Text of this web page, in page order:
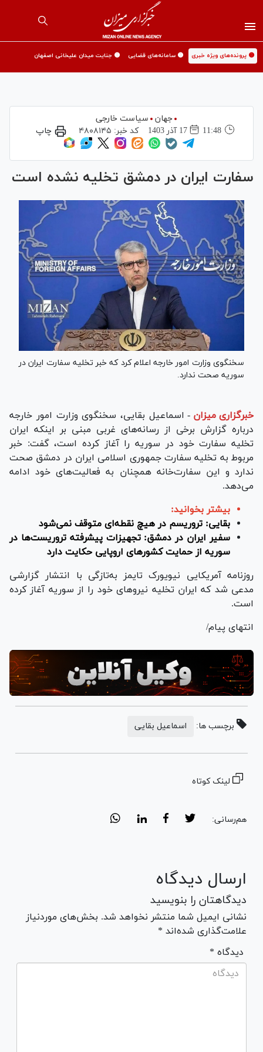
🟡 پرونده‌های ویژه خبری 🟡 سامانه‌های قضایی 🟡 جنایت میدان علیخانی اصفهان
جهان
سیاست خارجی
11:48
17 آذر 1403 کد خبر: ۴۸۰۸۱۴۵ چاپ
سفارت ایران در دمشق تخلیه نشده است
سخنگوی وزارت امور خارجه اعلام کرد که خبر تخلیه سفارت ایران در
سوریه صحت ندارد.
خبرگزاری میزان - اسماعیل بقایی، سخنگوی وزارت امور خارجه
درباره گزارش برخی از رسانه‌های غربی مبنی بر اینکه ایران
تخلیه سفارت خود در سوریه را آغاز کرده است، گفت: خبر
مربوط به تخلیه سفارت جمهوری اسلامی ایران در دمشق صحت
ندارد و این سفارت‌خانه همچنان به فعالیت‌های خود ادامه
می‌دهد.
بیشتر بخوانید:
بقایی: تروریسم در هیچ نقطه‌ای متوقف نمی‌شود
سفیر ایران در دمشق: تجهیزات پیشرفته تروریست‌ها در
سوریه از حمایت کشور‌های اروپایی حکایت دارد
روزنامه آمریکایی نیویورک تایمز به‌تازگی با انتشار گزارشی
مدعی شد که ایران تخلیه نیروهای خود را از سوریه آغاز کرده
است.
انتهای پیام/
برچسب ها: اسماعیل بقایی
لینک کوتاه
هم‌رسانی:
ارسال دیدگاه
دیدگاهتان را بنویسید
نشانی ایمیل شما منتشر نخواهد شد. بخش‌های موردنیاز
علامت‌گذاری شده‌اند *
* دیدگاه